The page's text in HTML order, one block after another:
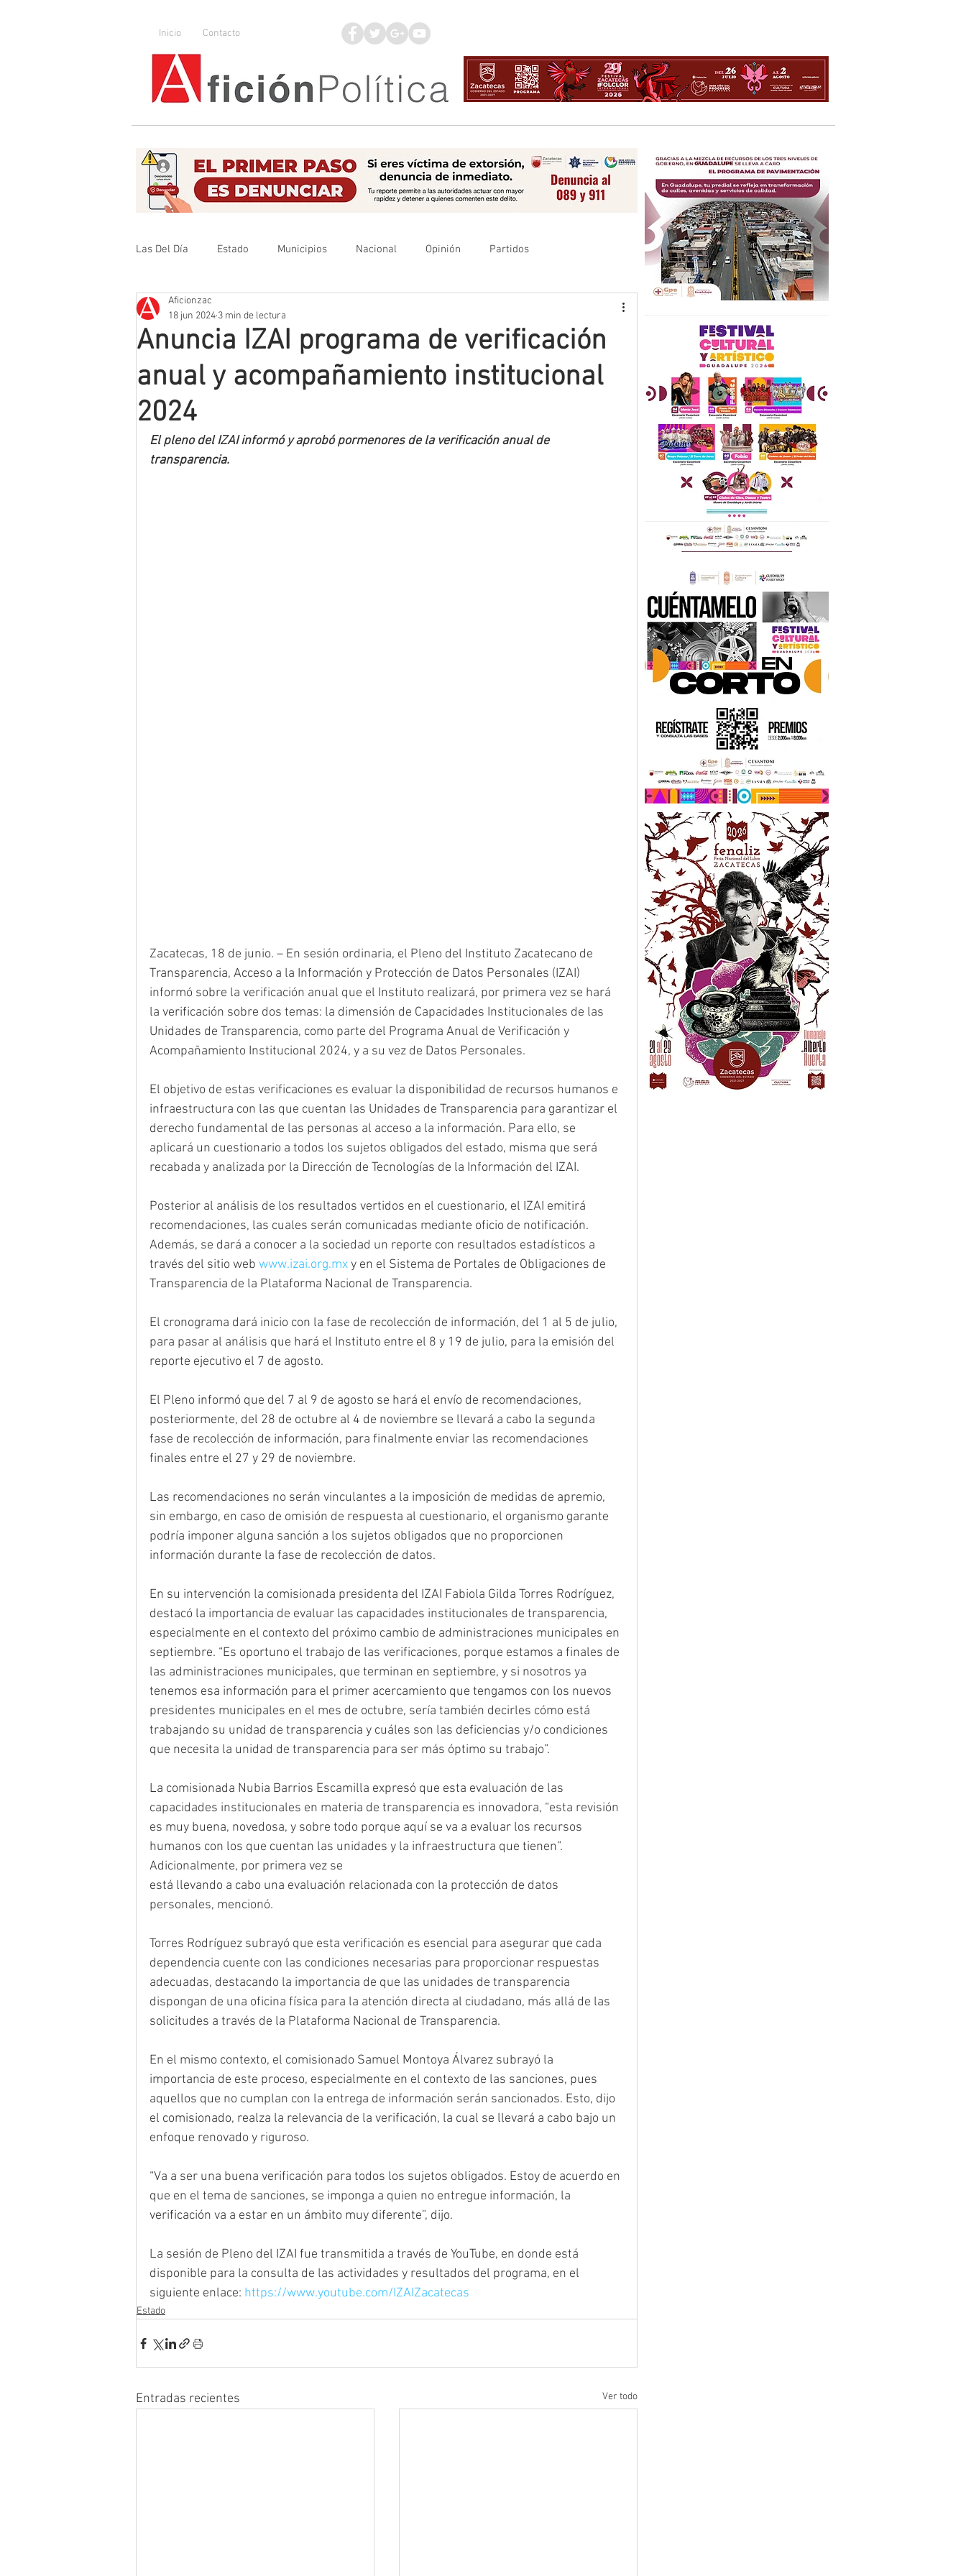
Inicio Contacto
Las Del Día Estado Municipios Nacional Opinión Partidos
Que no se olvide
Mineros LNBP
Anuncia IZAI programa de verificación
anual y acompañamiento institucional
2024
Aficionzac
18 jun 2024 3 min de lectura
El pleno del IZAI informó y aprobó pormenores de la verificación anual de
transparencia.
Zacatecas, 18 de junio. – En sesión ordinaria, el Pleno del Instituto Zacatecano de
Transparencia, Acceso a la Información y Protección de Datos Personales (IZAI)
informó sobre la verificación anual que el Instituto realizará, por primera vez se hará
la verificación sobre dos temas: la dimensión de Capacidades Institucionales de las
Unidades de Transparencia, como parte del Programa Anual de Verificación y
Acompañamiento Institucional 2024, y a su vez de Datos Personales.
El objetivo de estas verificaciones es evaluar la disponibilidad de recursos humanos e
infraestructura con las que cuentan las Unidades de Transparencia para garantizar el
derecho fundamental de las personas al acceso a la información. Para ello, se
aplicará un cuestionario a todos los sujetos obligados del estado, misma que será
recabada y analizada por la Dirección de Tecnologías de la Información del IZAI.
Posterior al análisis de los resultados vertidos en el cuestionario, el IZAI emitirá
recomendaciones, las cuales serán comunicadas mediante oficio de notificación.
Además, se dará a conocer a la sociedad un reporte con resultados estadísticos a
través del sitio web www.izai.org.mx y en el Sistema de Portales de Obligaciones de
Transparencia de la Plataforma Nacional de Transparencia.
El cronograma dará inicio con la fase de recolección de información, del 1 al 5 de julio,
para pasar al análisis que hará el Instituto entre el 8 y 19 de julio, para la emisión del
reporte ejecutivo el 7 de agosto.
El Pleno informó que del 7 al 9 de agosto se hará el envío de recomendaciones,
posteriormente, del 28 de octubre al 4 de noviembre se llevará a cabo la segunda
fase de recolección de información, para finalmente enviar las recomendaciones
finales entre el 27 y 29 de noviembre.
Las recomendaciones no serán vinculantes a la imposición de medidas de apremio,
sin embargo, en caso de omisión de respuesta al cuestionario, el organismo garante
podría imponer alguna sanción a los sujetos obligados que no proporcionen
información durante la fase de recolección de datos.
En su intervención la comisionada presidenta del IZAI Fabiola Gilda Torres Rodríguez,
destacó la importancia de evaluar las capacidades institucionales de transparencia,
especialmente en el contexto del próximo cambio de administraciones municipales en
septiembre. “Es oportuno el trabajo de las verificaciones, porque estamos a finales de
las administraciones municipales, que terminan en septiembre, y si nosotros ya
tenemos esa información para el primer acercamiento que tengamos con los nuevos
presidentes municipales en el mes de octubre, sería también decirles cómo está
trabajando su unidad de transparencia y cuáles son las deficiencias y/o condiciones
que necesita la unidad de transparencia para ser más óptimo su trabajo”.
La comisionada Nubia Barrios Escamilla expresó que esta evaluación de las
capacidades institucionales en materia de transparencia es innovadora, “esta revisión
es muy buena, novedosa, y sobre todo porque aquí se va a evaluar los recursos
humanos con los que cuentan las unidades y la infraestructura que tienen”.
Adicionalmente, por primera vez se
está llevando a cabo una evaluación relacionada con la protección de datos
personales, mencionó.
Torres Rodríguez subrayó que esta verificación es esencial para asegurar que cada
dependencia cuente con las condiciones necesarias para proporcionar respuestas
adecuadas, destacando la importancia de que las unidades de transparencia
dispongan de una oficina física para la atención directa al ciudadano, más allá de las
solicitudes a través de la Plataforma Nacional de Transparencia.
En el mismo contexto, el comisionado Samuel Montoya Álvarez subrayó la
importancia de este proceso, especialmente en el contexto de las sanciones, pues
aquellos que no cumplan con la entrega de información serán sancionados. Esto, dijo
el comisionado, realza la relevancia de la verificación, la cual se llevará a cabo bajo un
enfoque renovado y riguroso.
“Va a ser una buena verificación para todos los sujetos obligados. Estoy de acuerdo en
que en el tema de sanciones, se imponga a quien no entregue información, la
verificación va a estar en un ámbito muy diferente”, dijo.
La sesión de Pleno del IZAI fue transmitida a través de YouTube, en donde está
disponible para la consulta de las actividades y resultados del programa, en el
siguiente enlace: https://www.youtube.com/IZAIZacatecas
Estado
Entradas recientes Ver todo